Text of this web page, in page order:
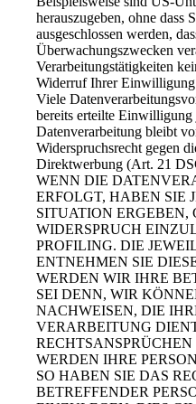
herauszugeben, ohne dass
ausgeschlossen werden,
Überwachungszwecken
Verarbeitungstätigkeiten
Widerruf Ihrer
Viele
bereits erteilte
Datenverarbeitung bleibt
Widerspruchsrecht gegen
Direktwerbung (Art. 21
WENN DIE
ERFOLGT, HABEN SIE
SITUATION ERGEBEN,
WIDERSPRUCH
PROFILING. DIE
ENTNEHMEN SIE
WERDEN WIR IHRE
SEI DENN, WIR
NACHWEISEN, DIE
VERARBEITUNG
WERDEN IHRE
SO HABEN SIE DAS
BETREFFENDER